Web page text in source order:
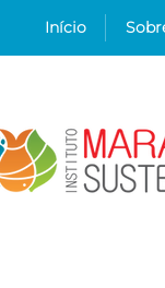
Início